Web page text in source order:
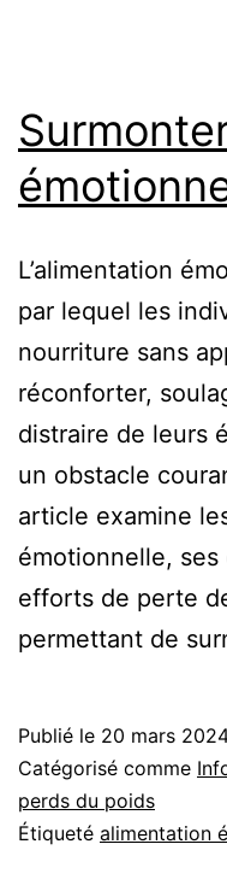
L’alimentation
par lequel les
nourriture sans
réconforter,
distraire de leurs
un obstacle
article examine
émotionnelle,
efforts de perte
permettant de
Publié le 20 mars
Catégorisé comme
perds du poids
Étiqueté alimentation